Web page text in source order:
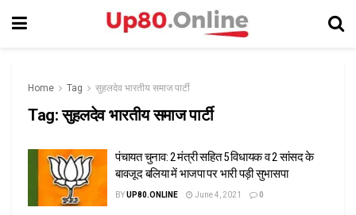
Home Tag सुहलदेव भारतीय समाज पार्टी
Tag:सुहलदेव भारतीय समाज पार्टी
पंचायत चुनाव: 2 मंत्री सहित 5 विधायक व 2 सांसद के
बावजूद बलिया में भाजपा पर भारी पड़ी सुभासपा
BYUP80.ONLINE June 4, 2021 0